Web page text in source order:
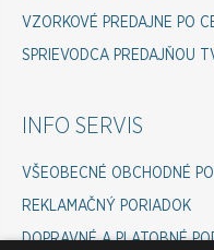
VZORKOVÉ PREDAJNE PO
SPRIEVODCA PREDAJŇOU
INFO SERVIS
VŠEOBECNÉ OBCHODNÉ
REKLAMAČNÝ PORIADOK
DOPRAVNÉ A PLATOBNÉ